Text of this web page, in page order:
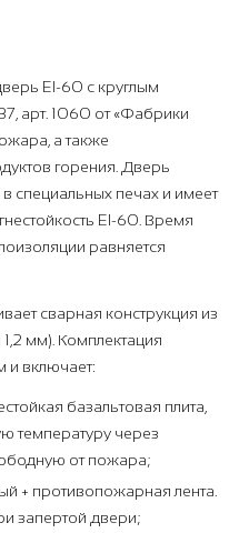
EI-60 с круглым
арт. 1060 от «Фабрики
а также
горения. Дверь
специальных печах и имеет
EI-60. Время
равняется
сварная конструкция из
мм). Комплектация
и включает:
базальтовая плита,
температуру через
от пожара;
+ противопожарная лента.
запертой двери;